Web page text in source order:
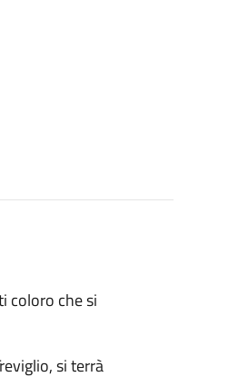
coloro che si
si terrà